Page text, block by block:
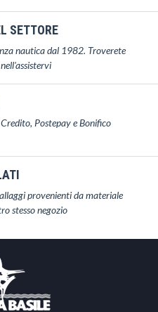
SETTORE
nautica dal 1982. Troverete
Postepay e Bonifico
provenienti da materiale
stesso negozio